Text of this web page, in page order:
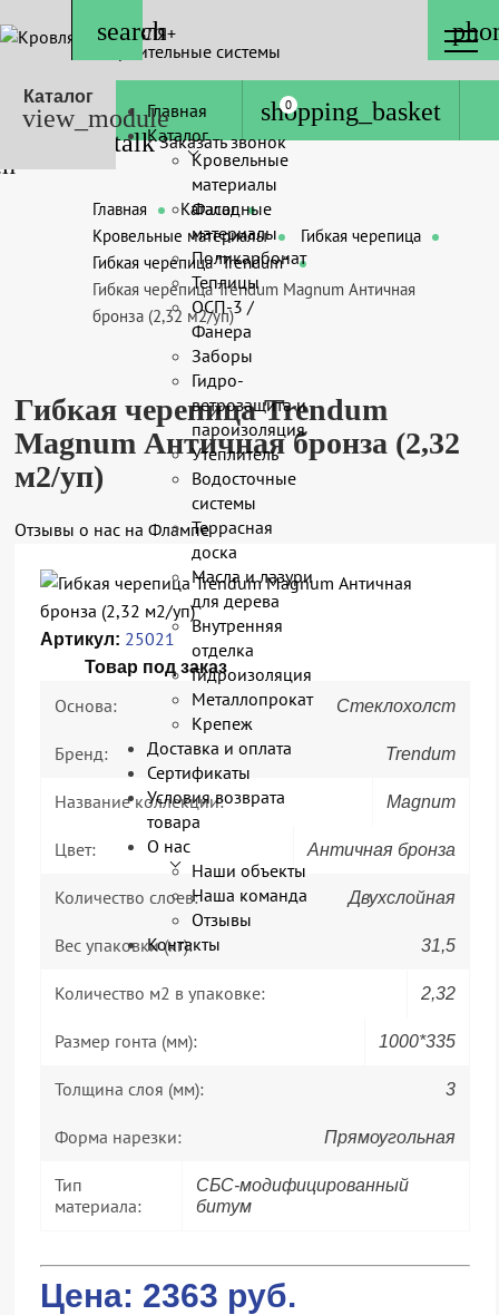
КРОВЛЯ+
Строительные системы
Заказать звонок
Главная
Каталог
Кровельные
материалы
Фасадные
материалы
Поликарбонат
Теплицы
ОСП-3 /
Фанера
Заборы
Гидро-
ветрозащита и
пароизоляция
Утеплитель
Водосточные
системы
Террасная
доска
Масла и лазури
для дерева
Внутренняя
отделка
Гидроизоляция
Металлопрокат
Крепеж
Доставка и оплата
Сертификаты
Условия возврата
товара
О нас
Наши объекты
Наша команда
Отзывы
Контакты
0
Главная
Каталог
Кровельные материалы
Гибкая черепица
Гибкая черепица "Trendum"
Гибкая черепица Trendum Magnum Античная
бронза (2,32 м2/уп)
Гибкая черепица Trendum
Magnum Античная бронза (2,32
м2/уп)
Каталог
Отзывы о нас на Флампе
Артикул: 25021
Товар под заказ
Основа: Стеклохолст
Бренд: Trendum
Название коллекции: Magnum
Цвет: Античная бронза
Количество слоев: Двухслойная
Вес упаковки (кг): 31,5
Количество м2 в упаковке: 2,32
Размер гонта (мм): 1000*335
Толщина слоя (мм): 3
Форма нарезки: Прямоугольная
Тип
материала:
СБС-модифицированный
битум
Цена: 2363 руб.